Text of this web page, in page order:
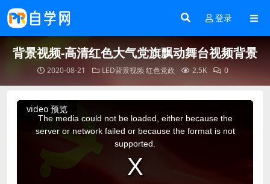
登录
背景视频-高清红色大气党旗飘动舞台视频背景
2020-08-21 LED背景视频 红色党政 2.5K 0
video 预览
This
The media could not be loaded, either because the
server or network failed or because the format is not
supported.